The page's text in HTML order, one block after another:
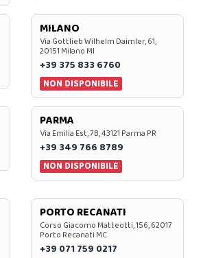
MILANO
Via Gottlieb Wilhelm Daimler, 61,
20151 Milano MI
+39 375 833 6760
NON DISPONIBILE
PARMA
Via Emilia Est, 7B, 43121 Parma PR
+39 349 766 8789
NON DISPONIBILE
PORTO RECANATI
Corso Giacomo Matteotti, 156, 62017
Porto Recanati MC
+39 071 759 0217